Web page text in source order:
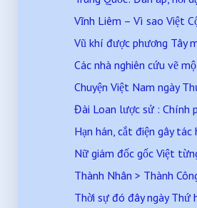
Vĩnh Liêm – Vì sao Việt
Vũ khí được phương Tây
Các nhà nghiên cứu vẽ
Chuyện Việt Nam ngày
Đài Loan lược sử : Chính
Hạn hán, cắt điện gây tác
Nữ giám đốc gốc Việt
Thành Nhân > Thành
Thời sự đó đây ngày